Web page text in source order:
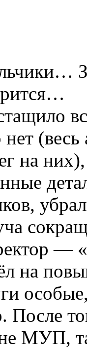
(весь
на
—
на
После
МУП,